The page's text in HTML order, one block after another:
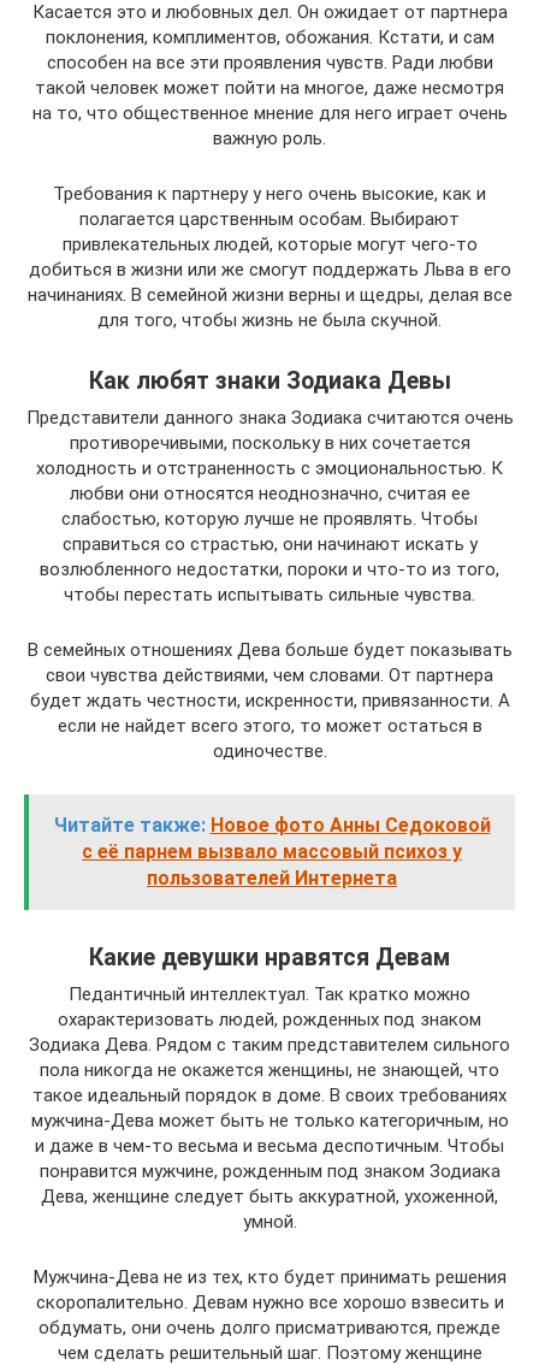
Касается это и любовных дел. Он ожидает от партнера
поклонения, комплиментов, обожания. Кстати, и сам
способен на все эти проявления чувств. Ради любви
такой человек может пойти на многое, даже несмотря
на то, что общественное мнение для него играет очень
важную роль.
Требования к партнеру у него очень высокие, как и
полагается царственным особам. Выбирают
привлекательных людей, которые могут чего-то
добиться в жизни или же смогут поддержать Льва в его
начинаниях. В семейной жизни верны и щедры, делая все
для того, чтобы жизнь не была скучной.
Как любят знаки Зодиака Девы
Представители данного знака Зодиака считаются очень
противоречивыми, поскольку в них сочетается
холодность и отстраненность с эмоциональностью. К
любви они относятся неоднозначно, считая ее
слабостью, которую лучше не проявлять. Чтобы
справиться со страстью, они начинают искать у
возлюбленного недостатки, пороки и что-то из того,
чтобы перестать испытывать сильные чувства.
В семейных отношениях Дева больше будет показывать
свои чувства действиями, чем словами. От партнера
будет ждать честности, искренности, привязанности. А
если не найдет всего этого, то может остаться в
одиночестве.
Читайте также: Новое фото Анны Седоковой
с её парнем вызвало массовый психоз у
пользователей Интернета
Какие девушки нравятся Девам
Педантичный интеллектуал. Так кратко можно
охарактеризовать людей, рожденных под знаком
Зодиака Дева. Рядом с таким представителем сильного
пола никогда не окажется женщины, не знающей, что
такое идеальный порядок в доме. В своих требованиях
мужчина-Дева может быть не только категоричным, но
и даже в чем-то весьма и весьма деспотичным. Чтобы
понравится мужчине, рожденным под знаком Зодиака
Дева, женщине следует быть аккуратной, ухоженной,
умной.
Мужчина-Дева не из тех, кто будет принимать решения
скоропалительно. Девам нужно все хорошо взвесить и
обдумать, они очень долго присматриваются, прежде
чем сделать решительный шаг. Поэтому женщине